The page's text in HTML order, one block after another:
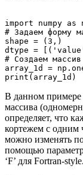
import numpy as
# Задаем форму
shape = (3,)
dtype =
# Создаем массив
array_1d =
В данном примере
массива
определяет, что
кортежем с одним
можно изменять
помощью
‘F’ для Fortran-style.